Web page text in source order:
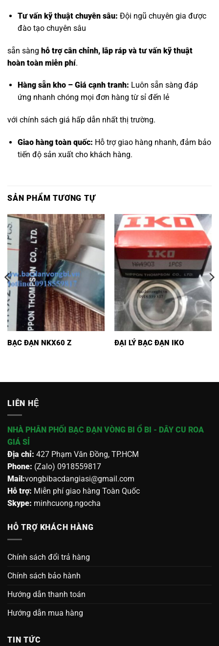
Tư vấn kỹ thuật chuyên sâu: Đội ngũ chuyên gia được
đào tạo chuyên sâu
sẵn sàng hỗ trợ cân chỉnh, lắp ráp và tư vấn kỹ thuật
hoàn toàn miễn phí.
Hàng sẵn kho – Giá cạnh tranh: Luôn sẵn sàng đáp
ứng nhanh chóng mọi đơn hàng từ sỉ đến lẻ
với chính sách giá hấp dẫn nhất thị trường.
Giao hàng toàn quốc: Hỗ trợ giao hàng nhanh, đảm bảo
tiến độ sản xuất cho khách hàng.
SẢN PHẨM TƯƠNG TỰ
BẠC ĐẠN NKX60 Z ĐẠI LÝ BẠC ĐẠN IKO
LIÊN HỆ
NHÀ PHÂN PHỐI BẠC ĐẠN VÒNG BI Ổ BI - DÂY CU ROA
GIÁ SỈ
Địa chỉ: 427 Phạm Văn Đồng, TP.HCM
Phone: (Zalo) 0918559817
Mail:vongbibacdangiasi@gmail.com
Hỗ trợ: Miễn phí giao hàng Toàn Quốc
Skype: minhcuong.ngocha
HỖ TRỢ KHÁCH HÀNG
Chính sách đổi trả hàng
Chính sách bảo hành
Hướng dẫn thanh toán
Hướng dẫn mua hàng
TIN TỨC